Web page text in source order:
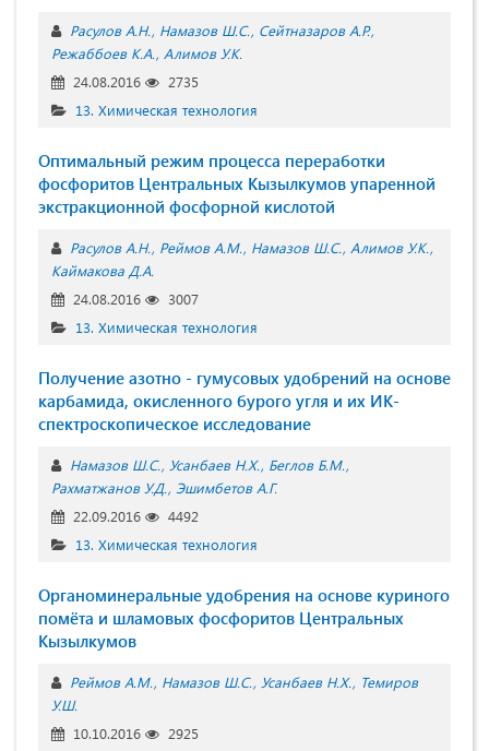
Расулов А.Н. Намазов Ш.С. Сейтназаров А.Р.
Режаббоев К.А. Алимов У.К.
24.08.2016
2735
13. Химическая технология
Оптимальный режим процесса переработки
фосфоритов Центральных Кызылкумов упаренной
экстракционной фосфорной кислотой
Расулов А.Н. Реймов А.М. Намазов Ш.С. Алимов У.К.
Каймакова Д.А.
24.08.2016
3007
13. Химическая технология
Получение азотно - гумусовых удобрений на основе
карбамида, окисленного бурого угля и их ИК-
спектроскопическое исследование
Намазов Ш.С. Усанбаев Н.Х. Беглов Б.М.
Рахматжанов У.Д. Эшимбетов А.Г.
22.09.2016
4492
13. Химическая технология
Органоминеральные удобрения на основе куриного
помёта и шламовых фосфоритов Центральных
Кызылкумов
Реймов А.М. Намазов Ш.С. Усанбаев Н.Х. Темиров
У.Ш.
10.10.2016
2925